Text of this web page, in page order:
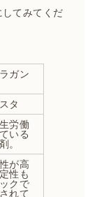
てみてくだ
ガン
タ
労働
いる
。
が高
性も
クで
れて